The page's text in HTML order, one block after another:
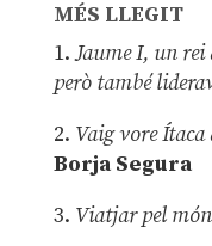
MÉS LLEGIT
1.Jaume I, un rei
però també
2. Vaig vore Ítaca
Borja Segura
3. Viatjar pel món